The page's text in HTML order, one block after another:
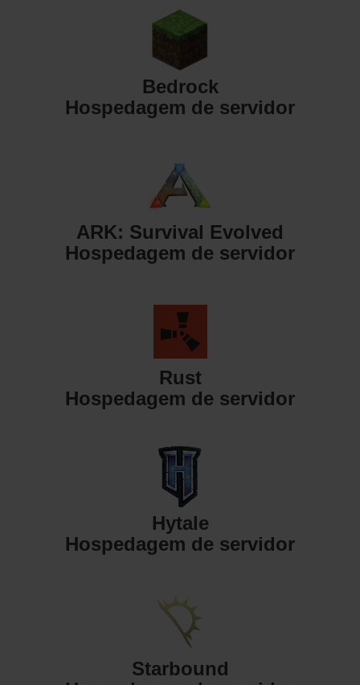
Bedrock
Hospedagem de servidor
ARK: Survival Evolved
Hospedagem de servidor
Rust
Hospedagem de servidor
Hytale
Hospedagem de servidor
Starbound